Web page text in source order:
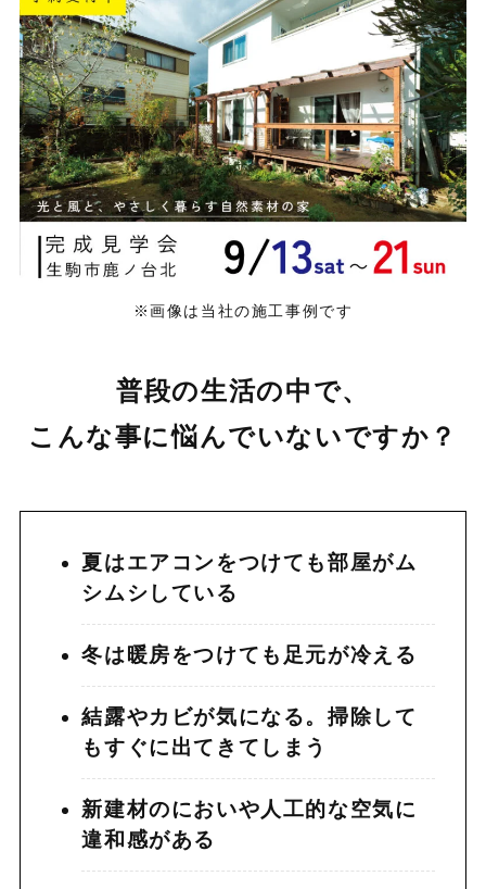
※画像は当社の施工事例です
普段の生活の中で、
こんな事に悩んでいないですか？
夏はエアコンをつけても部屋がム
シムシしている
冬は暖房をつけても足元が冷える
結露やカビが気になる。掃除して
もすぐに出てきてしまう
新建材のにおいや人工的な空気に
違和感がある